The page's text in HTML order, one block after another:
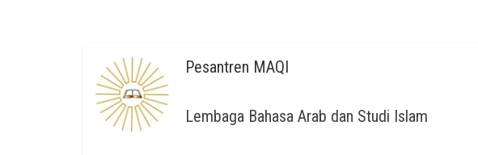
Pesantren MAQI
Lembaga Bahasa Arab dan Studi Islam